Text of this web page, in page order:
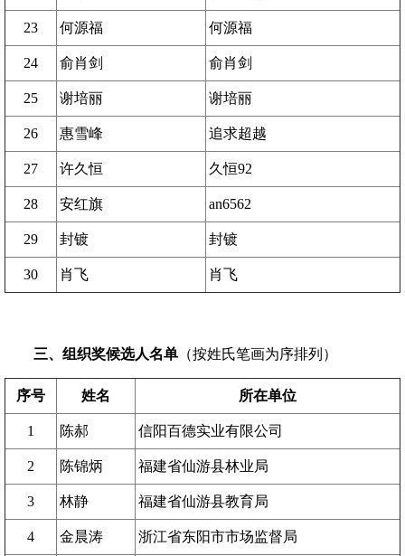
23 何源福 何源福
24 俞肖剑 俞肖剑
25 谢培丽 谢培丽
26 惠雪峰 追求超越
27 许久恒 久恒92
28 安红旗 an6562
29 封镀 封镀
30 肖飞 肖飞
三、组织奖候选人名单 （按姓氏笔画为序排列）
序号 姓名 所在单位
1 陈郝 信阳百德实业有限公司
2 陈锦炳 福建省仙游县林业局
3 林静 福建省仙游县教育局
4 金晨涛 浙江省东阳市市场监督局